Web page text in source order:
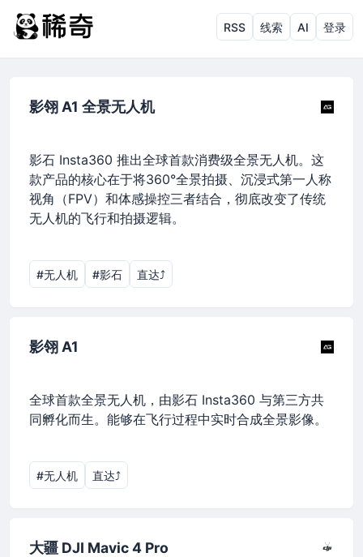
RSS 线索 AI 登录
影翎 A1 全景无人机
影石 Insta360 推出全球首款消费级全景无人机。这
款产品的核心在于将360°全景拍摄、沉浸式第一人称
视角（FPV）和体感操控三者结合，彻底改变了传统
无人机的飞行和拍摄逻辑。
#无人机 #影石 直达⤴︎
影翎 A1
全球首款全景无人机，由影石 Insta360 与第三方共
同孵化而生。能够在飞行过程中实时合成全景影像。
#无人机 直达⤴︎
大疆 DJI Mavic 4 Pro